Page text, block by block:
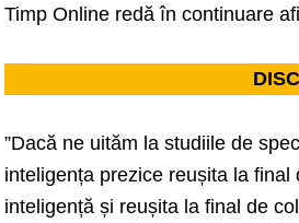
Timp Online redă în continuare
”Dacă ne uităm la studiile de
inteligența prezice reușita la
inteligență și reușita la final de